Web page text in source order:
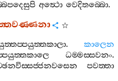
අත්‍ථො වෙදිතබ‍්බො.
.කාලෙන
ධම‍්මස‍්සවනං.
පවත‍්තා